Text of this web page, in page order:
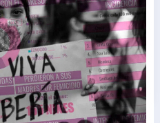
|
Informe
Especial